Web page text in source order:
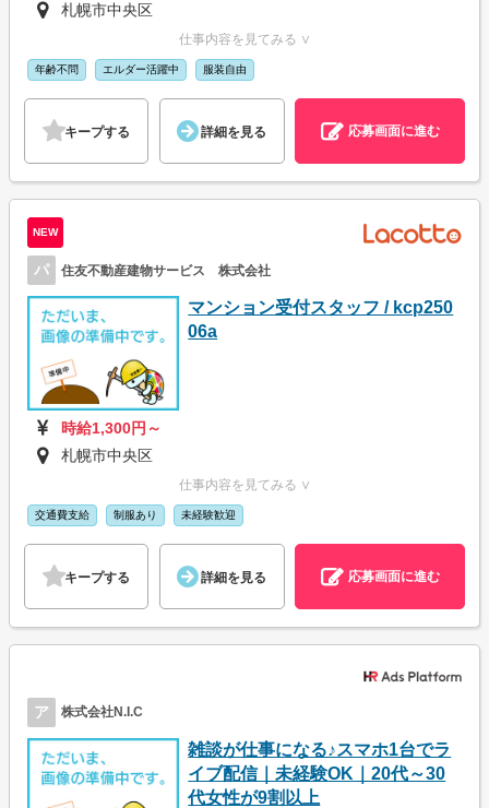
札幌市中央区
仕事内容を見てみる ∨
年齢不問 エルダー活躍中 服装自由
キープする 詳細を見る 応募画面に進む
NEW
パ 住友不動産建物サービス 株式会社
マンション受付スタッフ / kcp250
06a
時給1,300円～
札幌市中央区
仕事内容を見てみる ∨
交通費支給 制服あり 未経験歓迎
キープする 詳細を見る 応募画面に進む
ア 株式会社N.I.C
雑談が仕事になる♪スマホ1台でラ
イブ配信｜未経験OK｜20代～30
代女性が9割以上